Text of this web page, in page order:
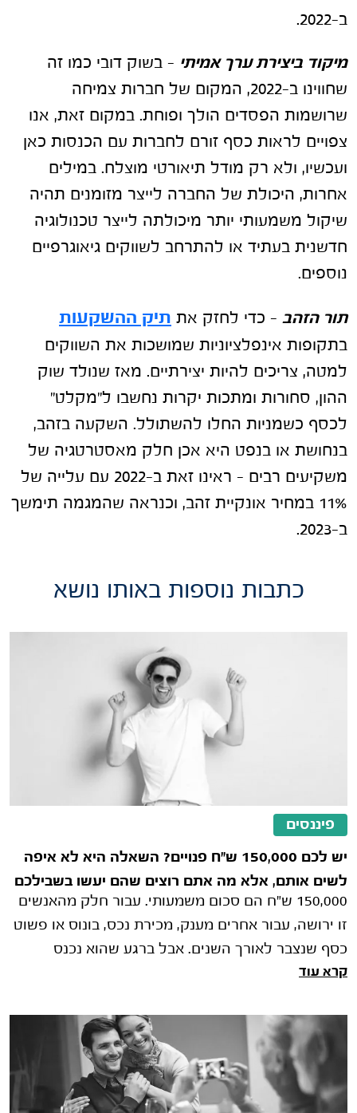
ב-2022.
מיקוד ביצירת ערך אמיתי – בשוק דובי כמו זה
שחווינו ב-2022, המקום של חברות צמיחה
שרושמות הפסדים הולך ופוחת. במקום זאת, אנו
צפויים לראות כסף זורם לחברות עם הכנסות כאן
ועכשיו, ולא רק מודל תיאורטי מוצלח. במילים
אחרות, היכולת של החברה לייצר מזומנים תהיה
שיקול משמעותי יותר מיכולתה לייצר טכנולוגיה
חדשנית בעתיד או להתרחב לשווקים גיאוגרפיים
נוספים.
תור הזהב – כדי לחזק את תיק ההשקעות
בתקופות אינפלציוניות שמושכות את השווקים
למטה, צריכים להיות יצירתיים. מאז שנולד שוק
ההון, סחורות ומתכות יקרות נחשבו ל"מקלט"
לכסף כשמניות החלו להשתולל. השקעה בזהב,
בנחושת או בנפט היא אכן חלק מאסטרטגיה של
משקיעים רבים – ראינו זאת ב-2022 עם עלייה של
11% במחיר אונקיית זהב, וכנראה שהמגמה תימשך
ב-2023.
כתבות נוספות באותו נושא
פיננסים
יש לכם 150,000 ש"ח פנויים? השאלה היא לא איפה
לשים אותם, אלא מה אתם רוצים שהם יעשו בשבילכם
150,000 ש"ח הם סכום משמעותי. עבור חלק מהאנשים
זו ירושה, עבור אחרים מענק, מכירת נכס, בונוס או פשוט
כסף שנצבר לאורך השנים. אבל ברגע שהוא נכנס
לחשבון הבנק, מתחילה ההתלבטות האמ
קרא עוד